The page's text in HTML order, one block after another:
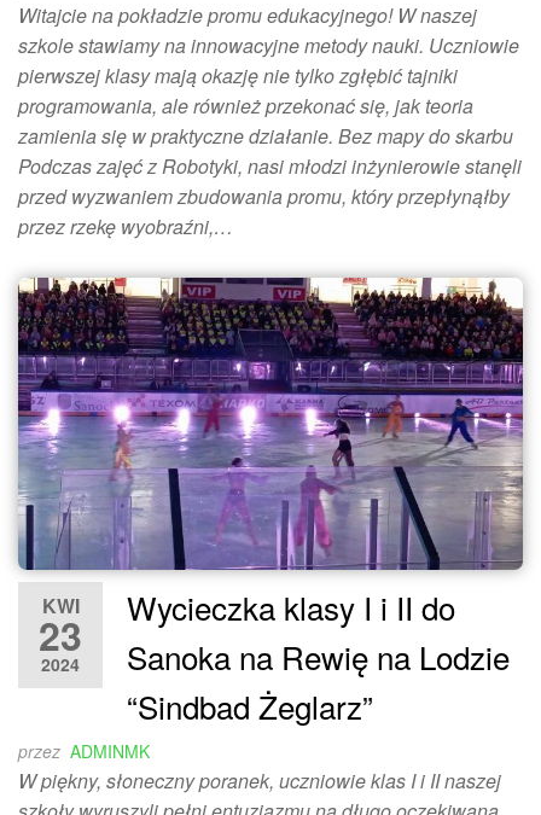
Witajcie na pokładzie promu edukacyjnego! W naszej
szkole stawiamy na innowacyjne metody nauki. Uczniowie
pierwszej klasy mają okazję nie tylko zgłębić tajniki
programowania, ale również przekonać się, jak teoria
zamienia się w praktyczne działanie. Bez mapy do skarbu
Podczas zajęć z Robotyki, nasi młodzi inżynierowie stanęli
przed wyzwaniem zbudowania promu, który przepłynąłby
przez rzekę wyobraźni,…
KWI
23
2024
Wycieczka klasy I i II do
Sanoka na Rewię na Lodzie
“Sindbad Żeglarz”
przez ADMINMK
W piękny, słoneczny poranek, uczniowie klas I i II naszej